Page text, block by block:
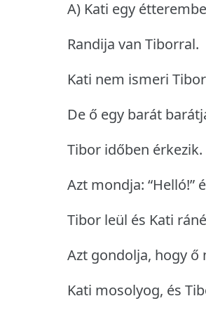
A) Kati egy
Randija van Tiborral.
Kati nem ismeri
De ő egy barát
Tibor időben érkezik.
Azt mondja: “Helló!”
Tibor leül és Kati
Azt gondolja, hogy ő
Kati mosolyog, és